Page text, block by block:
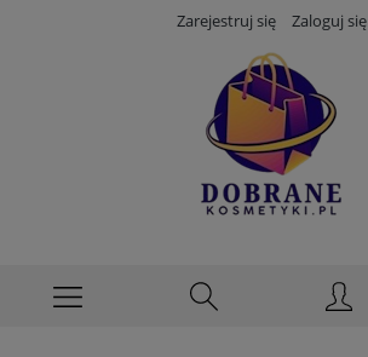
Zarejestruj się Zaloguj się